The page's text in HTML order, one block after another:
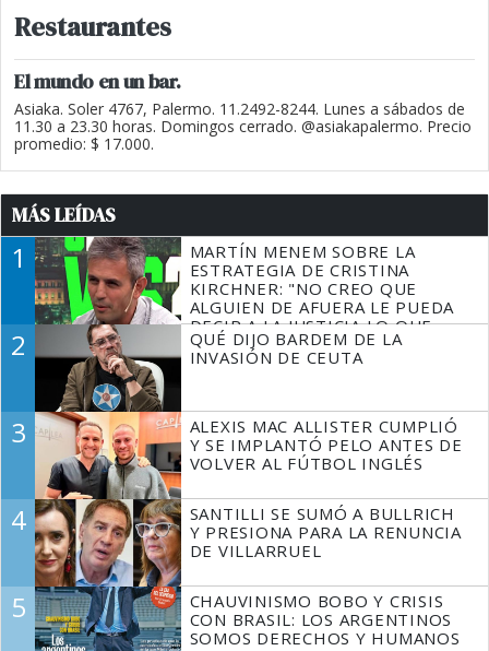
Restaurantes
El mundo en un bar.
Asiaka. Soler 4767, Palermo. 11.2492-8244. Lunes a sábados de
11.30 a 23.30 horas. Domingos cerrado. @asiakapalermo. Precio
promedio: $ 17.000.
MÁS LEÍDAS
1
MARTÍN MENEM SOBRE LA
ESTRATEGIA DE CRISTINA
KIRCHNER: "NO CREO QUE
ALGUIEN DE AFUERA LE PUEDA
DECIR A LA JUSTICIA LO QUE
TIENE QUE HACER"
2
QUÉ DIJO BARDEM DE LA
INVASIÓN DE CEUTA
3
ALEXIS MAC ALLISTER CUMPLIÓ
Y SE IMPLANTÓ PELO ANTES DE
VOLVER AL FÚTBOL INGLÉS
4
SANTILLI SE SUMÓ A BULLRICH
Y PRESIONA PARA LA RENUNCIA
DE VILLARRUEL
5
CHAUVINISMO BOBO Y CRISIS
CON BRASIL: LOS ARGENTINOS
SOMOS DERECHOS Y HUMANOS